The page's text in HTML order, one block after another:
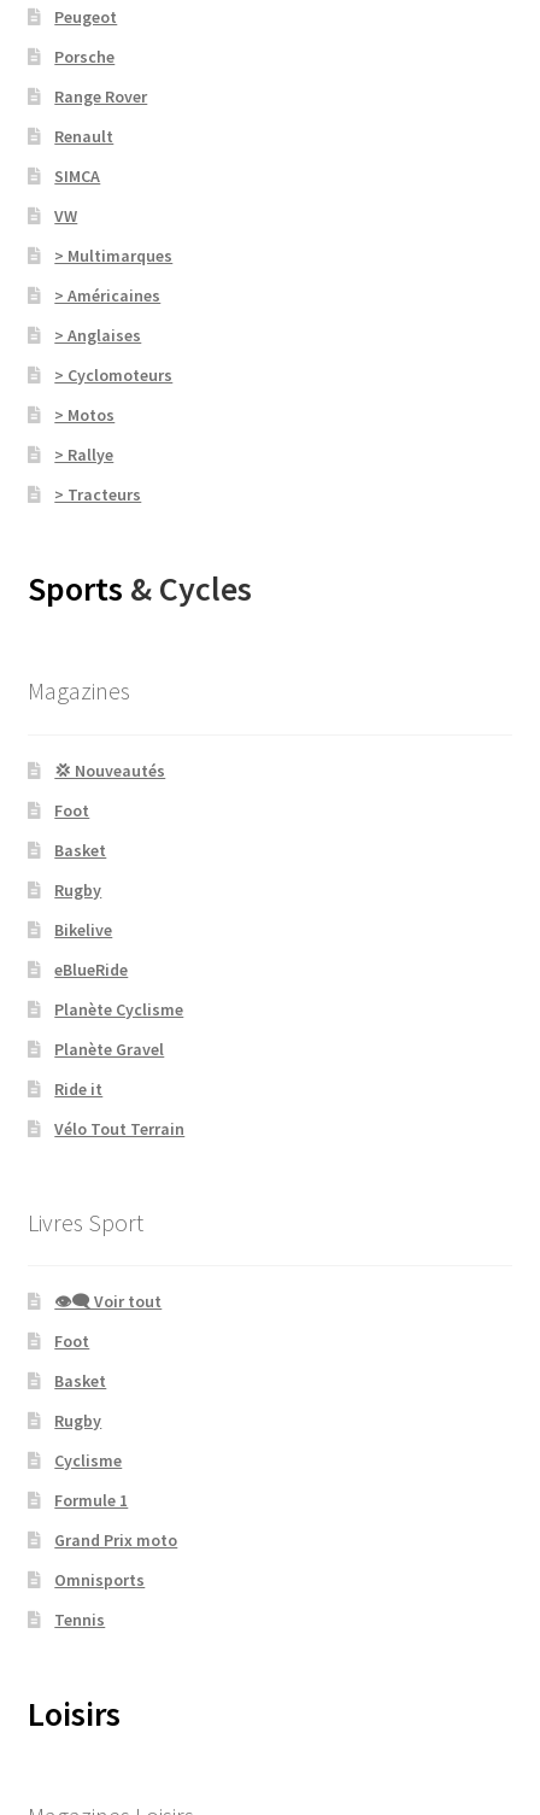
Peugeot
Porsche
Range Rover
Renault
SIMCA
VW
> Multimarques
> Américaines
> Anglaises
> Cyclomoteurs
> Motos
> Rallye
> Tracteurs
Sports & Cycles
Magazines
💢 Nouveautés
Foot
Basket
Rugby
Bikelive
eBlueRide
Planète Cyclisme
Planète Gravel
Ride it
Vélo Tout Terrain
Livres Sport
👁‍🗨 Voir tout
Foot
Basket
Rugby
Cyclisme
Formule 1
Grand Prix moto
Omnisports
Tennis
Loisirs